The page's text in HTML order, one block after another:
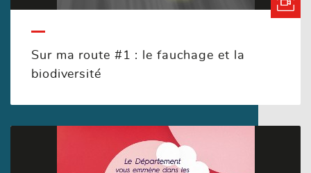
Sur ma route #1 : le fauchage et la
biodiversité